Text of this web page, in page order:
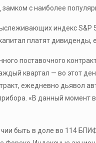
с наиболее
индекс
платят дивиденды,
поставочного
квартал — во этот
ежедневно дьявол
«В данный
быть в доле во 114